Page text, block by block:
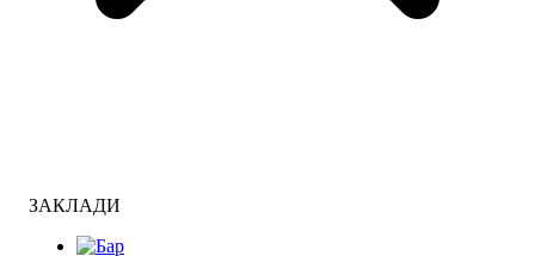
ЗАКЛАДИ